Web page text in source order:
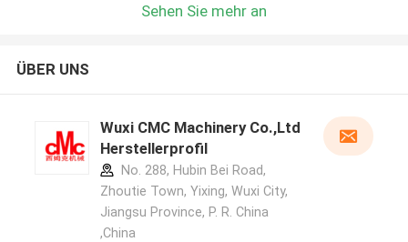
Sehen Sie mehr an
ÜBER UNS
Wuxi CMC Machinery Co.,Ltd
Herstellerprofil
No. 288, Hubin Bei Road,
Zhoutie Town, Yixing, Wuxi City,
Jiangsu Province, P. R. China
,China